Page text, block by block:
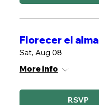
Florecer el alma
Sat, Aug 08
More info
RSVP